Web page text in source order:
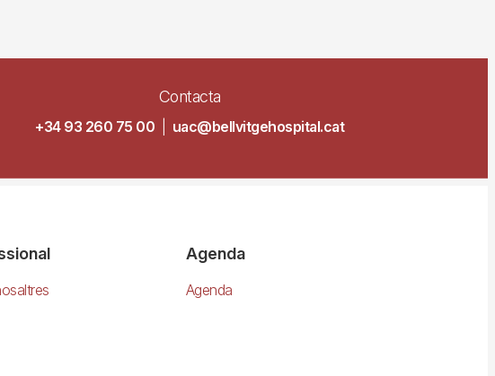
Contacta
+34 93 260 75 00 uac@bellvitgehospital.cat
Agenda
Agenda